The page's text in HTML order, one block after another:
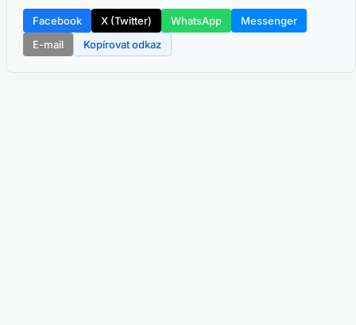
Facebook X (Twitter) WhatsApp
Messenger
E-mail
Kopírovat odkaz